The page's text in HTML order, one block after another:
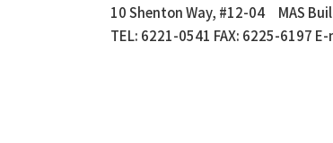
10 Shenton Way, #12-04 MAS
TEL: 6221-0541 FAX: 6225-6197